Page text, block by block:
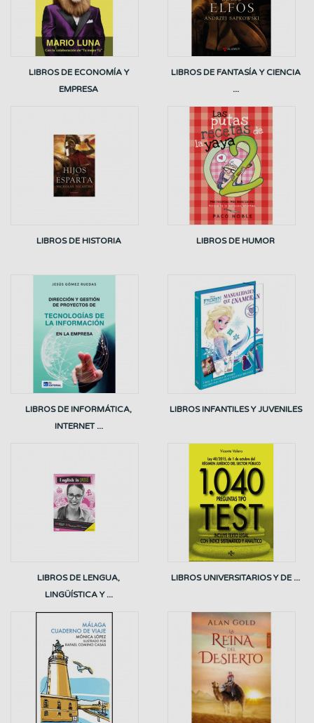
LIBROS DE ECONOMÍA Y
EMPRESA
LIBROS DE FANTASÍA Y CIENCIA
...
LIBROS DE HISTORIA LIBROS DE HUMOR
LIBROS DE INFORMÁTICA,
INTERNET ...
LIBROS INFANTILES Y JUVENILES
LIBROS DE LENGUA,
LINGÜÍSTICA Y ...
LIBROS UNIVERSITARIOS Y DE ...